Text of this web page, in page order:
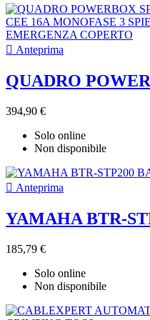
 Anteprima
QUADRO
394,90 €
Solo online
Non disponibile
 Anteprima
YAMAHA BTR-
185,79 €
Solo online
Non disponibile